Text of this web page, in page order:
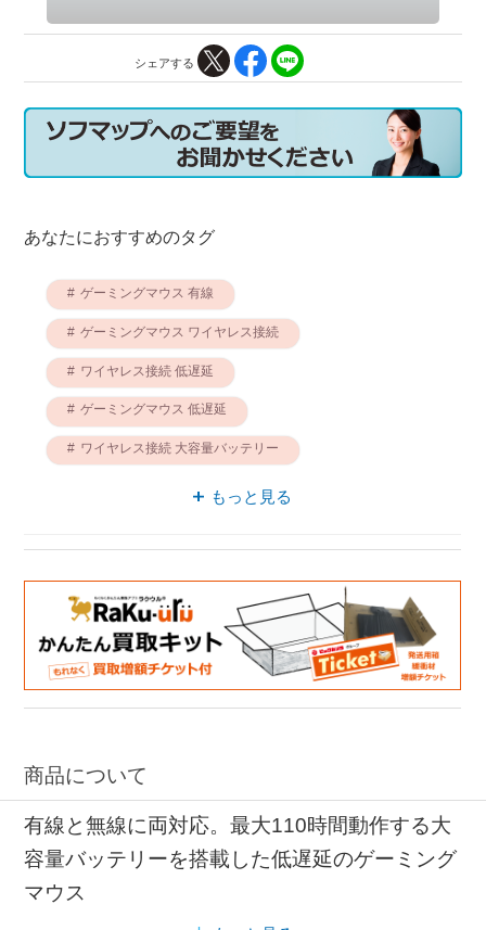
シェアする
あなたにおすすめのタグ
ゲーミングマウス 有線
ゲーミングマウス ワイヤレス接続
ワイヤレス接続 低遅延
ゲーミングマウス 低遅延
ワイヤレス接続 大容量バッテリー
ゲーミングマウス MSI
もっと見る
商品について
有線と無線に両対応。最大110時間動作する大
容量バッテリーを搭載した低遅延のゲーミング
マウス